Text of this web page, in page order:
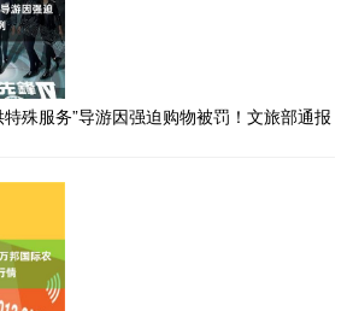
殊服务”导游因强迫购物被罚！文旅部通报